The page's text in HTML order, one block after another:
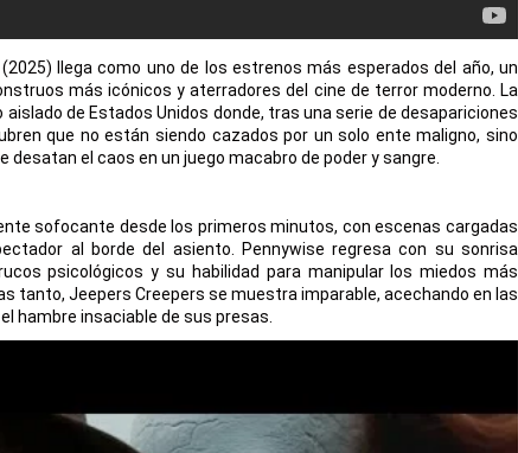
llega como uno de los estrenos más esperados del año, un
más icónicos y aterradores del cine de terror moderno. La
de Estados Unidos donde, tras una serie de desapariciones
que no están siendo cazados por un solo ente maligno, sino
el caos en un juego macabro de poder y sangre.
sofocante desde los primeros minutos, con escenas cargadas
al borde del asiento. Pennywise regresa con su sonrisa
psicológicos y su habilidad para manipular los miedos más
tanto, Jeepers Creepers se muestra imparable, acechando en las
hambre insaciable de sus presas.